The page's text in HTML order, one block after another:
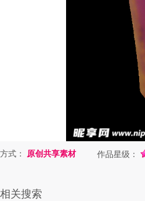
方式： 原创共享素材 作品星级：
相关搜索